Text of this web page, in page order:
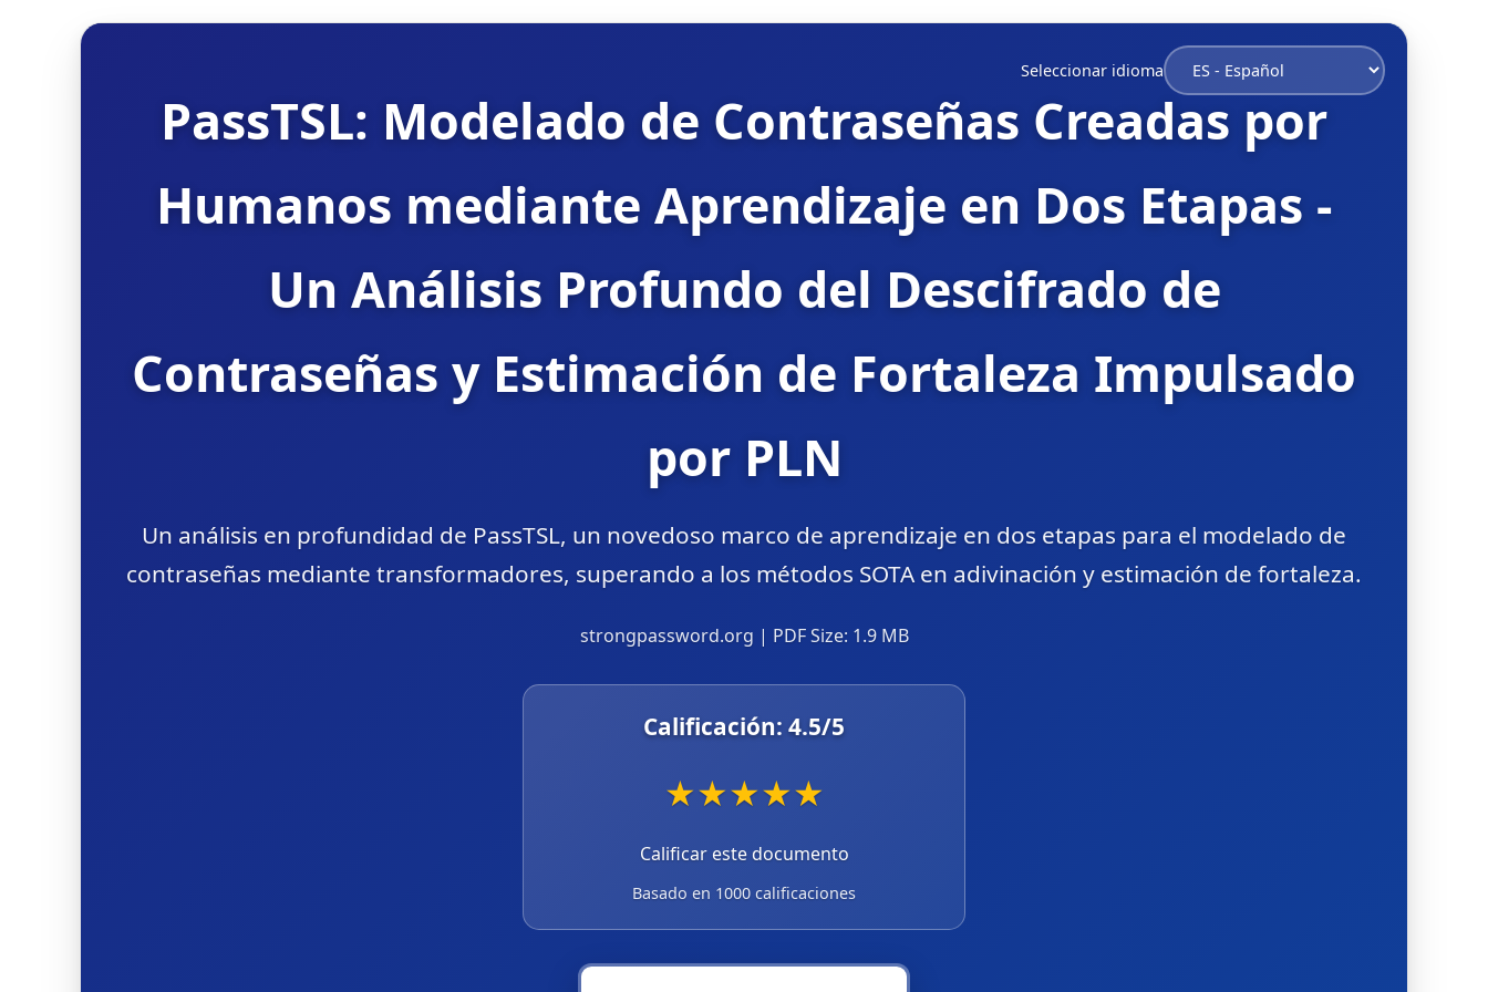
Seleccionar idioma
PassTSL: Modelado de Contraseñas Creadas por
Humanos mediante Aprendizaje en Dos Etapas -
Un Análisis Profundo del Descifrado de
Contraseñas y Estimación de Fortaleza Impulsado
por PLN
Un análisis en profundidad de PassTSL, un novedoso marco de aprendizaje en dos etapas para el modelado de
contraseñas mediante transformadores, superando a los métodos SOTA en adivinación y estimación de fortaleza.
strongpassword.org | PDF Size: 1.9 MB
Calificación: 4.5/5
★★★★★
Calificar este documento
Basado en 1000 calificaciones